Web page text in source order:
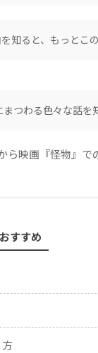
知ると、もっとこ
つわる色々な話を
映画『怪物』
すすめ